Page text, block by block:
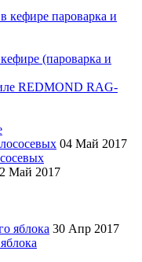
(пароварка и
04 Май 2017
Май 2017
30 Апр 2017